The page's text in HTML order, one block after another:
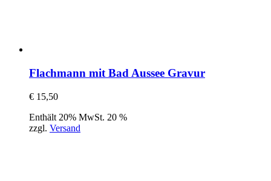
Flachmann mit Bad Aussee Gravur
€ 15,50
Enthält 20% MwSt. 20 %
zzgl. Versand